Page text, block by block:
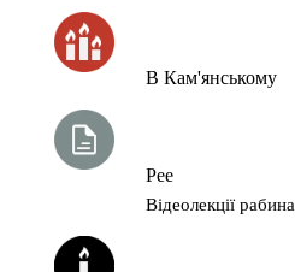
В Кам'янському
Рее
Відеолекції